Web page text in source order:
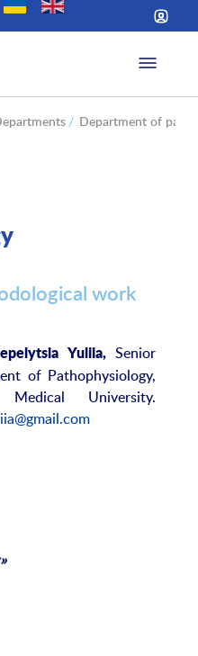
/ Department of
work
Yuliia,Senior
of Pathophysiology,
University.